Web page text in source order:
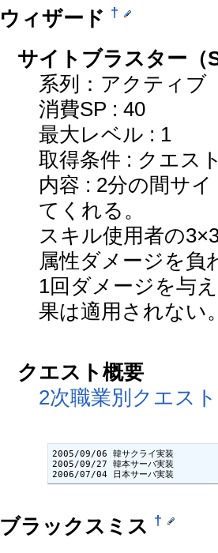
ウィザード †
サイトブラスター
系列：アクティブ
消費SP : 40
最大レベル : 1
取得条件 : クエス
内容 : 2分の間サ
てくれる。
スキル使用者の
属性ダメージを
1回ダメージを与
果は適用されない
クエスト概要
2次職業別クエスト
2005/09/06 韓サクライ実装
2005/09/27 韓本サーバ実装
2006/07/04 日本サーバ実装
ブラックスミス †